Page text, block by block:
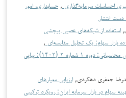
احساسات سرمایه‌گذاری , حسابداری، امور
انتشار
استفاده از شبکه‌های عصبی پیچشی
,
حسابداری، امور مالی و هوش محاسباتی: دوره ۱ شماره ۲ (۱۴۰۲): پیاپی
جعفری دهکردی, ارزیابی معیارهای
سهام در بازار سرمایه ایران: رویکرد ترکیبی